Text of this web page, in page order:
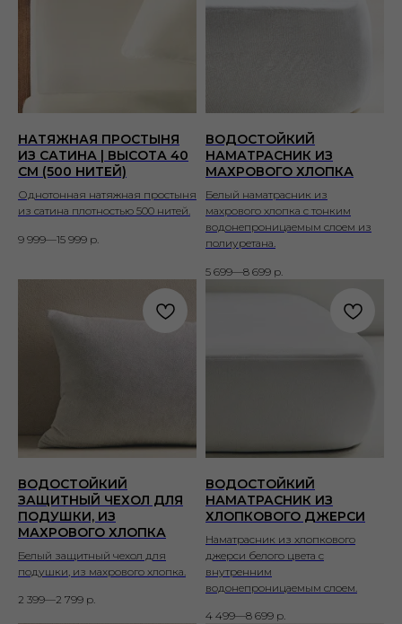
НАТЯЖНАЯ ПРОСТЫНЯ
ИЗ САТИНА | ВЫСОТА 40
СМ (500 НИТЕЙ)
Однотонная натяжная простыня
из сатина плотностью 500 нитей.
9 999—15 999 р.
ВОДОСТОЙКИЙ
НАМАТРАСНИК ИЗ
МАХРОВОГО ХЛОПКА
Белый наматрасник из
махрового хлопка с тонким
водонепроницаемым слоем из
полиуретана.
5 699—8 699 р.
ВОДОСТОЙКИЙ
ЗАЩИТНЫЙ ЧЕХОЛ ДЛЯ
ПОДУШКИ, ИЗ
МАХРОВОГО ХЛОПКА
Белый защитный чехол для
подушки, из махрового хлопка.
2 399—2 799 р.
ВОДОСТОЙКИЙ
НАМАТРАСНИК ИЗ
ХЛОПКОВОГО ДЖЕРСИ
Наматрасник из хлопкового
джерси белого цвета с
внутренним
водонепроницаемым слоем.
4 499—8 699 р.